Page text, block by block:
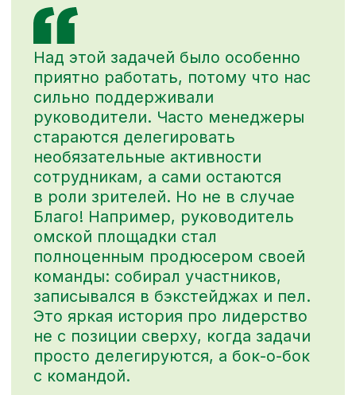
[И, наконец, финал —долгожданный
праздник в прямом эфире]
Впервые трансляция велась
не из студии, а прямо из нового офиса
компании в Санкт-Петербурге.
Сотрудники офиса могли наблюдать
за съемкой вживую, и наблюдать
процесс изнутри.
Сценарий строился так, чтобы голос
каждого зрителя был услышан:
интерактивы, поздравления